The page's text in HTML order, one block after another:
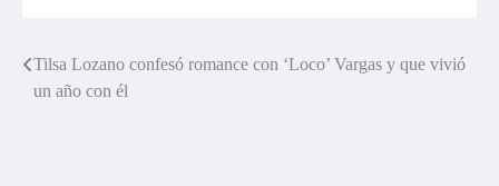
Navegación
Tilsa Lozano confesó romance con ‘Loco’ Vargas y que vivió
un año con él